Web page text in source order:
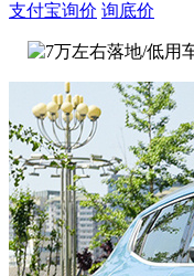
支付宝询价 询底价